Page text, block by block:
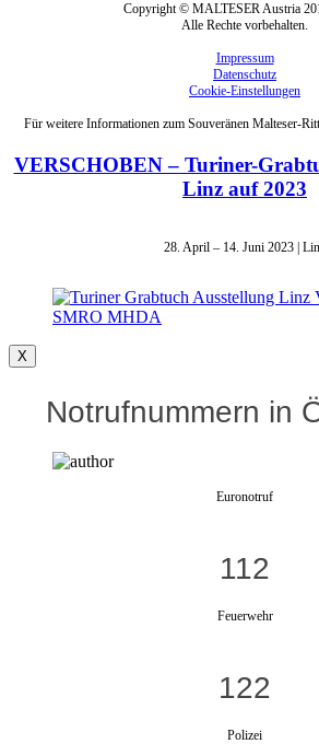
Copyright © MALTESER Austria
Alle Rechte vorbehalten.
Impressum
Datenschutz
Cookie-Einstellungen
Für weitere Informationen zum Souveränen Malteser-
VERSCHOBEN – Turiner-
Linz auf 2023
28. April – 14. Juni 2023 |
X
Notrufnummern in
Euronotruf
112
Feuerwehr
122
Polizei